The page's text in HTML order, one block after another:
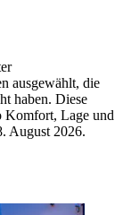
ausgewählt, die
haben. Diese
Komfort, Lage und
August 2026.